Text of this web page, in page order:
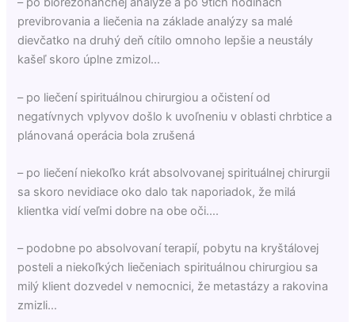
previbrovania a liečenia na základe analýzy sa malé
dievčatko na druhý deň cítilo omnoho lepšie a neustály
kašeľ skoro úplne zmizol…
– po liečení spirituálnou chirurgiou a očistení od
negatívnych vplyvov došlo k uvoľneniu v oblasti chrbtice a
plánovaná operácia bola zrušená
– po liečení niekoľko krát absolvovanej spirituálnej chirurgii
sa skoro nevidiace oko dalo tak naporiadok, že milá
klientka vidí veľmi dobre na obe oči….
– podobne po absolvovaní terapií, pobytu na kryštálovej
posteli a niekoľkých liečeniach spirituálnou chirurgiou sa
milý klient dozvedel v nemocnici, že metastázy a rakovina
zmizli…